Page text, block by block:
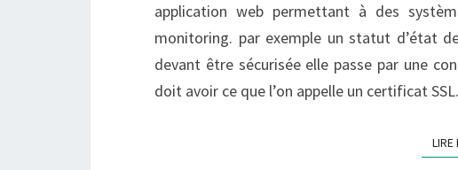
application web permettant à des
monitoring. par exemple un statut d’état
devant être sécurisée elle passe par une
doit avoir ce que l’on appelle un certificat
LIRE